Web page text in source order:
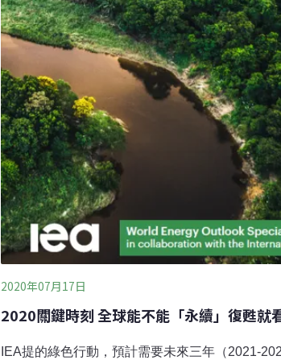
2020年07月17日
2020關鍵時刻 全球能不能「永續」復甦就
IEA提的綠色行動，預計需要未來三年（2021-